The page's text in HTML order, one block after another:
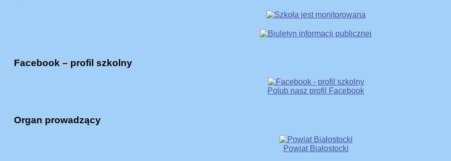
Facebook – profil szkolny
Polub nasz profil Facebook
Organ prowadzący
Powiat Białostocki